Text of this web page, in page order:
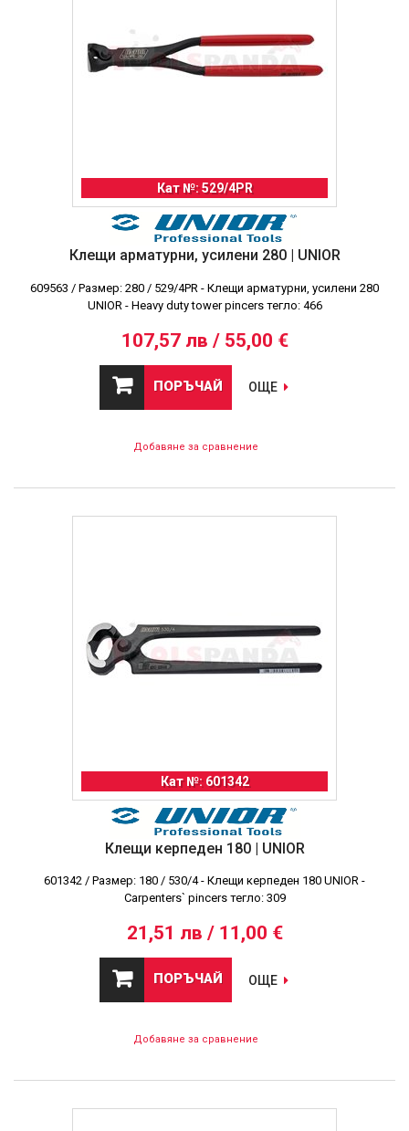
Кат №: 529/4PR
Клещи арматурни, усилени 280 | UNIOR
609563 / Размер: 280 / 529/4PR - Клещи арматурни, усилени 280
UNIOR - Heavy duty tower pincers тегло: 466
107,57 лв / 55,00 €
ПОРЪЧАЙ ОЩЕ
Добавяне за сравнение
Кат №: 601342
Клещи керпеден 180 | UNIOR
601342 / Размер: 180 / 530/4 - Клещи керпеден 180 UNIOR -
Carpenters` pincers тегло: 309
21,51 лв / 11,00 €
ПОРЪЧАЙ ОЩЕ
Добавяне за сравнение